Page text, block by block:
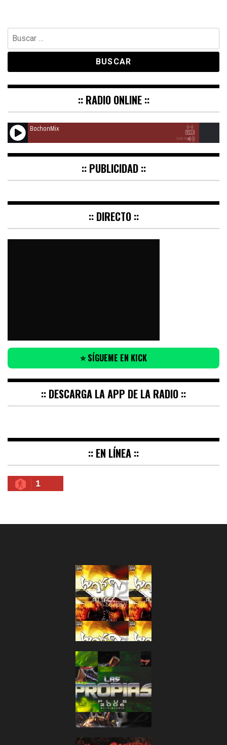
Buscar:
:: RADIO ONLINE ::
100%
BochonMix
:: PUBLICIDAD ::
:: DIRECTO ::
⭐ SÍGUEME EN KICK
:: DESCARGA LA APP DE LA RADIO ::
:: EN LÍNEA ::
1